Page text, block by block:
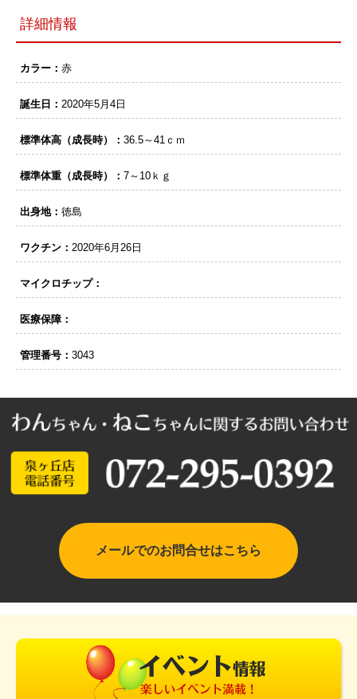
詳細情報
カラー： 赤
誕生日： 2020年5月4日
標準体高（成長時）： 36.5～41ｃｍ
標準体重（成長時）： 7～10ｋｇ
出身地： 徳島
ワクチン： 2020年6月26日
マイクロチップ：
医療保障：
管理番号： 3043
メールでのお問合せはこちら